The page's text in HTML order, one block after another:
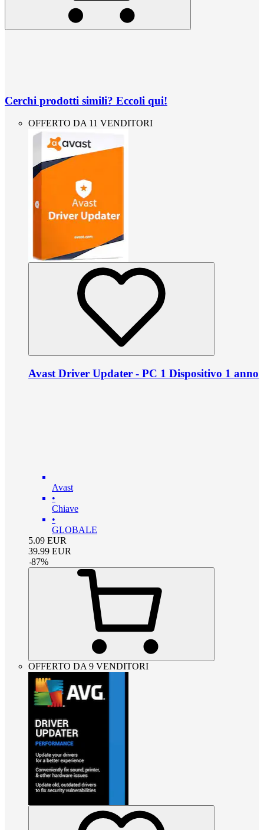
Cerchi prodotti simili? Eccoli qui!
OFFERTO DA 11 VENDITORI
Avast Driver Updater - PC 1 Dispositivo 1 anno
Avast
•
Chiave
•
GLOBALE
5.09 EUR
39.99 EUR
-87%
OFFERTO DA 9 VENDITORI